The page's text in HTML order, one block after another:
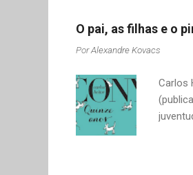
tais
citar
O pai, as filhas e o
PorAlexandre Kovacs
Carlos
filhas